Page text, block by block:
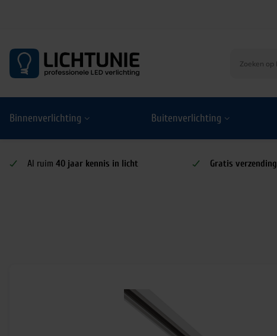
Binnenverlichting Buitenverlichting
Al ruim 40 jaar kennis in licht Gratis verzending